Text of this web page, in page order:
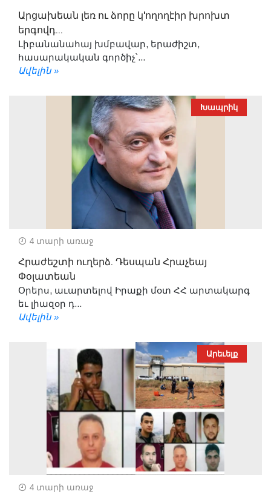
Արցախեան լեռ ու ձորը կ'ողողէիր խրոխտ
երգովդ...
Լիբանանահայ խմբավար, երաժիշտ,
հասարակական գործիչ՝...
Ավելին »
Խապրիկ
4 տարի առաջ
Հրաժեշտի ուղերձ. Դեսպան Հրաչեայ
Փօլատեան
Օրերս, աւարտելով Իրաքի մօտ ՀՀ արտակարգ
եւ լիազօր դ...
Ավելին »
Արեւելք
4 տարի առաջ